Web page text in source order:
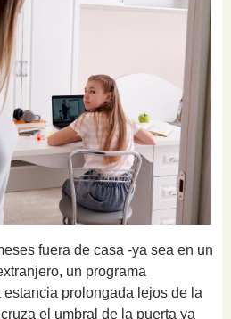
fuera de casa -ya sea en un
un programa
prolongada lejos de la
el umbral de la puerta ya